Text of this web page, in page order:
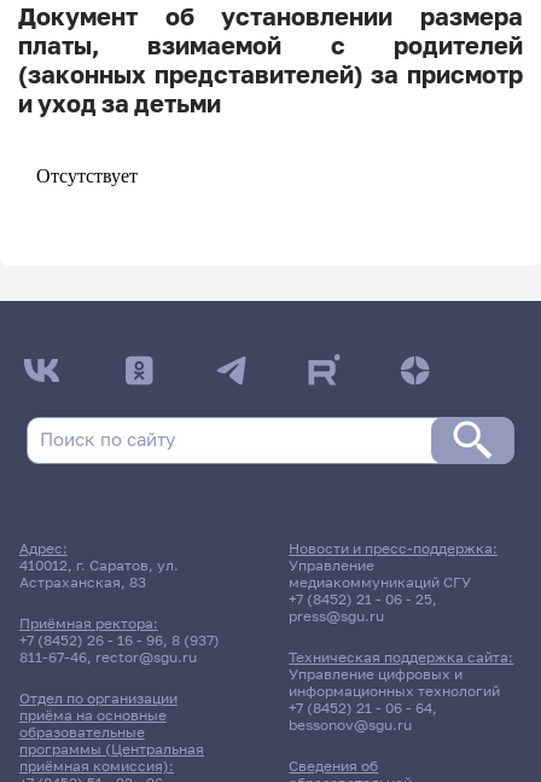
Документ об установлении размера
платы, взимаемой с родителей
(законных представителей) за присмотр
и уход за детьми
Отсутствует
Адрес:
410012, г. Саратов, ул.
Астраханская, 83
Приёмная ректора:
+7 (8452) 26 - 16 - 96, 8 (937)
811-67-46, rector@sgu.ru
Отдел по организации
приёма на основные
образовательные
программы (Центральная
приёмная комиссия):
Сведения об
Новости и пресс-поддержка:
Управление
медиакоммуникаций СГУ
+7 (8452) 21 - 06 - 25,
press@sgu.ru
Техническая поддержка сайта:
Управление цифровых и
информационных технологий
+7 (8452) 21 - 06 - 64,
bessonov@sgu.ru